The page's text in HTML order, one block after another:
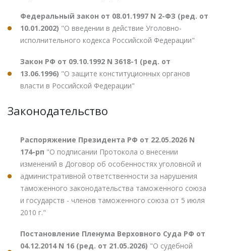
Федеральный закон от 08.01.1997 N 2-ФЗ (ред. от
10.01.2002) "О введении в действие Уголовно-
исполнительного кодекса Российской Федерации"
Закон РФ от 09.10.1992 N 3618-1 (ред. от
13.06.1996) "О защите конституционных органов
власти в Российской Федерации"
Законодательство
Распоряжение Президента РФ от 22.05.2026 N
174-рп "О подписании Протокола о внесении
изменений в Договор об особенностях уголовной и
административной ответственности за нарушения
таможенного законодательства таможенного союза
и государств - членов таможенного союза от 5 июля
2010 г."
Постановление Пленума Верховного Суда РФ от
04.12.2014 N 16 (ред. от 21.05.2026) "О судебной